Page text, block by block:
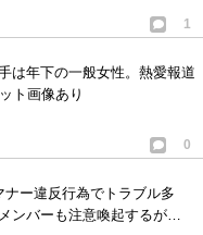
1
は年下の一般女性。熱愛報道
ト画像あり
0
ー違反行為でトラブル多
ンバーも注意喚起するが…